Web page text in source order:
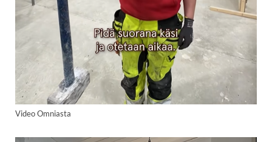
Video Omniasta